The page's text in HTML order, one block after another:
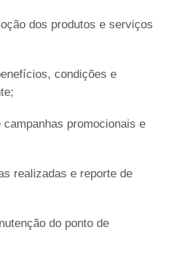
dos produtos e serviços
condições e
promocionais e
realizadas e reporte de
do ponto de